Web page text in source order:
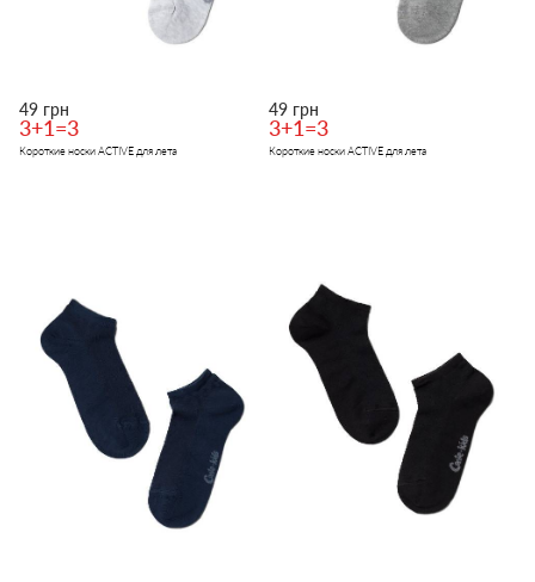
49 грн
3+1=3
Короткие носки ACTIVE для лета
49 грн
3+1=3
Короткие носки ACTIVE для лета